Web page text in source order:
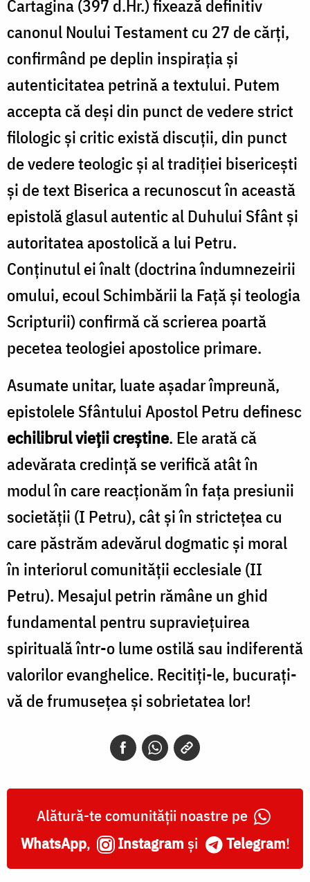
Cartagina (397 d.Hr.) fixează definitiv
canonul Noului Testament cu 27 de cărți,
confirmând pe deplin inspirația și
autenticitatea petrină a textului. Putem
accepta că deși din punct de vedere strict
filologic și critic există discuții, din punct
de vedere teologic și al tradiției bisericești
și de text Biserica a recunoscut în această
epistolă glasul autentic al Duhului Sfânt și
autoritatea apostolică a lui Petru.
Conținutul ei înalt (doctrina îndumnezeirii
omului, ecoul Schimbării la Față și teologia
Scripturii) confirmă că scrierea poartă
pecetea teologiei apostolice primare.
Asumate unitar, luate așadar împreună,
epistolele Sfântului Apostol Petru definesc
echilibrul vieții creștine. Ele arată că
adevărata credință se verifică atât în
modul în care reacționăm în fața presiunii
societății (I Petru), cât și în strictețea cu
care păstrăm adevărul dogmatic și moral
în interiorul comunității ecclesiale (II
Petru). Mesajul petrin rămâne un ghid
fundamental pentru supraviețuirea
spirituală într-o lume ostilă sau indiferentă
valorilor evanghelice. Recitiți-le, bucurați-
vă de frumusețea și sobrietatea lor!
Alătură-te comunității noastre pe
WhatsApp, Instagram și Telegram!